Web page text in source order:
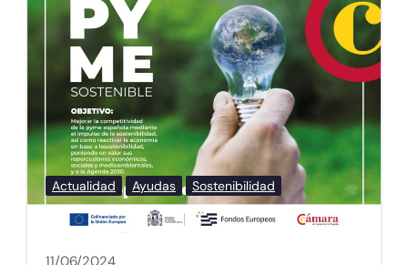
Actualidad Ayudas Sostenibilidad
11/06/2024